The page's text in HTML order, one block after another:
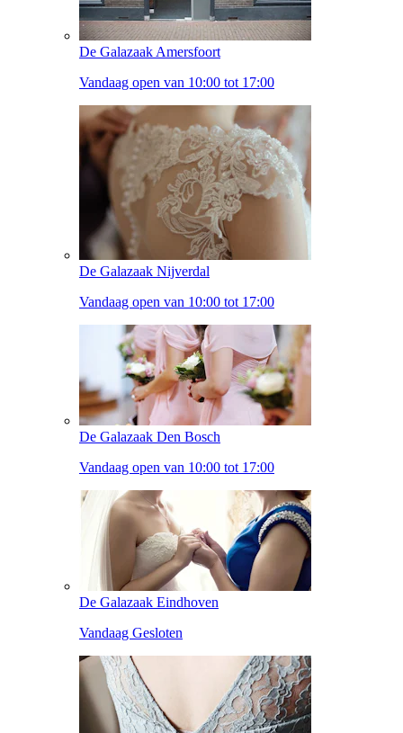
De Galazaak Amersfoort
Vandaag open van 10:00 tot 17:00
De Galazaak Nijverdal
Vandaag open van 10:00 tot 17:00
De Galazaak Den Bosch
Vandaag open van 10:00 tot 17:00
De Galazaak Eindhoven
Vandaag Gesloten